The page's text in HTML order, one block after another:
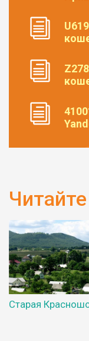
Старая